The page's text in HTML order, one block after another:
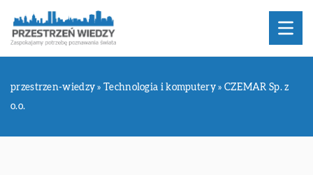
przestrzen-wiedzy »Technologia i komputery» CZEMAR Sp. z
o.o.